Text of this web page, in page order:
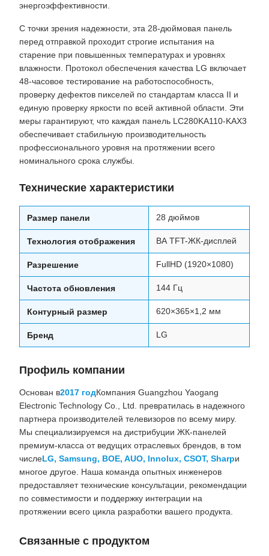
энергоэффективности.
С точки зрения надежности, эта 28-дюймовая панель
перед отправкой проходит строгие испытания на
старение при повышенных температурах и уровнях
влажности. Протокол обеспечения качества LG включает
48-часовое тестирование на работоспособность,
проверку дефектов пикселей по стандартам класса II и
единую проверку яркости по всей активной области. Эти
меры гарантируют, что каждая панель LC280KA110-KAX3
обеспечивает стабильную производительность
профессионального уровня на протяжении всего
номинального срока службы.
Технические характеристики
Размер панели 28 дюймов
Технология отображения ВА TFT-ЖК-дисплей
Разрешение FullHD (1920×1080)
Частота обновления 144 Гц
Контурный размер 620×365×1,2 мм
Бренд LG
Профиль компании
Основан в2017 годКомпания Guangzhou Yaogang
Electronic Technology Co., Ltd. превратилась в надежного
партнера производителей телевизоров по всему миру.
Мы специализируемся на дистрибуции ЖК-панелей
премиум-класса от ведущих отраслевых брендов, в том
числеLG, Samsung, BOE, AUO, Innolux, CSOT, Sharpи
многое другое. Наша команда опытных инженеров
предоставляет технические консультации, рекомендации
по совместимости и поддержку интеграции на
протяжении всего цикла разработки вашего продукта.
Связанные с продуктом